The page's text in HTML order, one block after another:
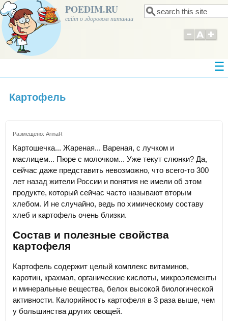
POEDIM.RU
сайт о здоровом питании Форма поиска
Поиск
Картофель
Размещено: ArinaR
Картошечка... Жареная... Вареная, с лучком и
маслицем... Пюре с молочком... Уже текут слюнки? Да,
сейчас даже представить невозможно, что всего-то 300
лет назад жители России и понятия не имели об этом
продукте, который сейчас часто называют вторым
хлебом. И не случайно, ведь по химическому составу
хлеб и картофель очень близки.
Состав и полезные свойства
картофеля
Картофель содержит целый комплекс витаминов,
каротин, крахмал, органические кислоты, микроэлементы
и минеральные вещества, белок высокой биологической
активности. Калорийность картофеля в 3 раза выше, чем
у большинства других овощей.